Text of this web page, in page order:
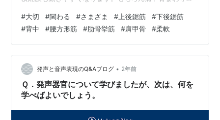
#大切 #関わる #さまざま # 上後鋸筋 #下後鋸筋
#背中 #腰方形筋 #肋骨挙筋 #肩甲骨 #柔軟
発声と音声表現のQ&Aブログ • 2年前
Ｑ．発声器官について学びましたが、次は、何を
学べばよいでしょう。